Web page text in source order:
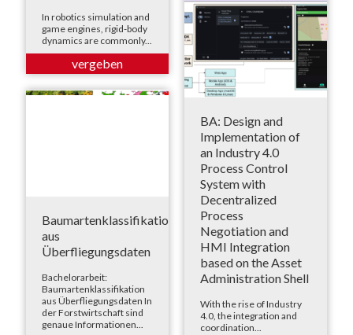
In robotics simulation and
game engines, rigid-body
dynamics are commonly...
BA: Design and
Implementation of
an Industry 4.0
Process Control
System with
Decentralized
Process
Negotiation and
HMI Integration
based on the Asset
Administration Shell
With the rise of Industry
4.0, the integration and
coordination...
Baumartenklassifikation
aus
Überfliegungsdaten
Bachelorarbeit:
Baumartenklassifikation
aus Überfliegungsdaten In
der Forstwirtschaft sind
genaue Informationen...